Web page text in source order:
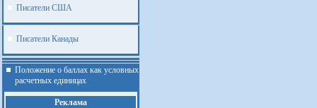
Писатели США
Писатели Канады
Положение о баллах как условных
расчетных единицах
Реклама